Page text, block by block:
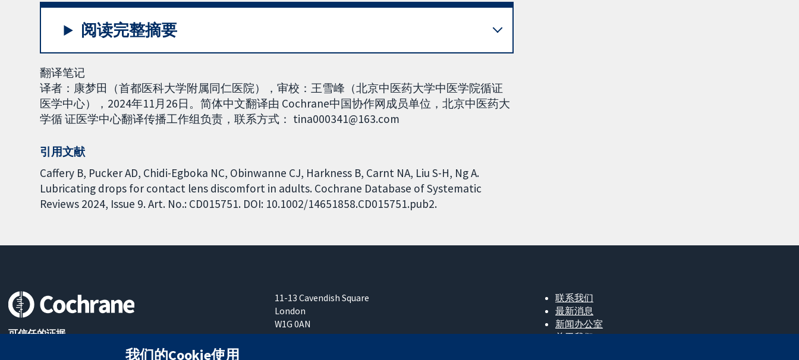
阅读完整摘要
翻译笔记
译者：康梦田（首都医科大学附属同仁医院），审校：王雪峰（北京中医药大学中医学院循证
医学中心），2024年11月26日。简体中文翻译由 Cochrane中国协作网成员单位，北京中医药大
学循 证医学中心翻译传播工作组负责，联系方式： tina000341@163.com
引用文献
Caffery B, Pucker AD, Chidi-Egboka NC, Obinwanne CJ, Harkness B, Carnt NA, Liu S-H, Ng A.
Lubricating drops for contact lens discomfort in adults. Cochrane Database of Systematic
Reviews 2024, Issue 9. Art. No.: CD015751. DOI: 10.1002/14651858.CD015751.pub2.
可信任的证据
11-13 Cavendish Square
London
W1G 0AN
United Kingdom
联系我们
最新消息
新闻办公室
关于我们
我们的Cookie使用